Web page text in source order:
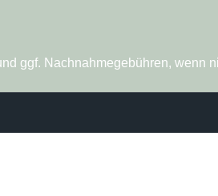
ggf. Nachnahmegebühren, wenn